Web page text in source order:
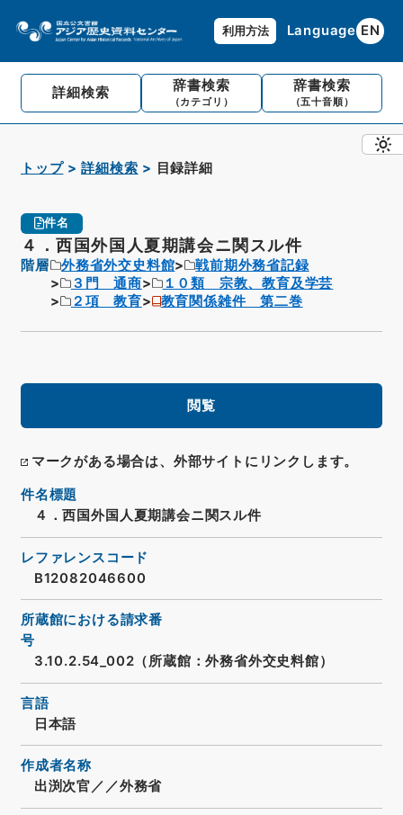
利用方法 Language EN
詳細検索 辞書検索
（カテゴリ）
辞書検索
（五十音順）
トップ 詳細検索 目録詳細
件名
４．西国外国人夏期講会ニ関スル件
階層 外務省外交史料館
戦前期外務省記録
３門 通商
１０類 宗教、教育及学芸
２項 教育
教育関係雑件 第二巻
閲覧
マークがある場合は、外部サイトにリンクします。
件名標題
４．西国外国人夏期講会ニ関スル件
レファレンスコード
B12082046600
所蔵館における請求番
号
3.10.2.54_002（所蔵館：外務省外交史料館）
言語
日本語
作成者名称
出渕次官／／外務省